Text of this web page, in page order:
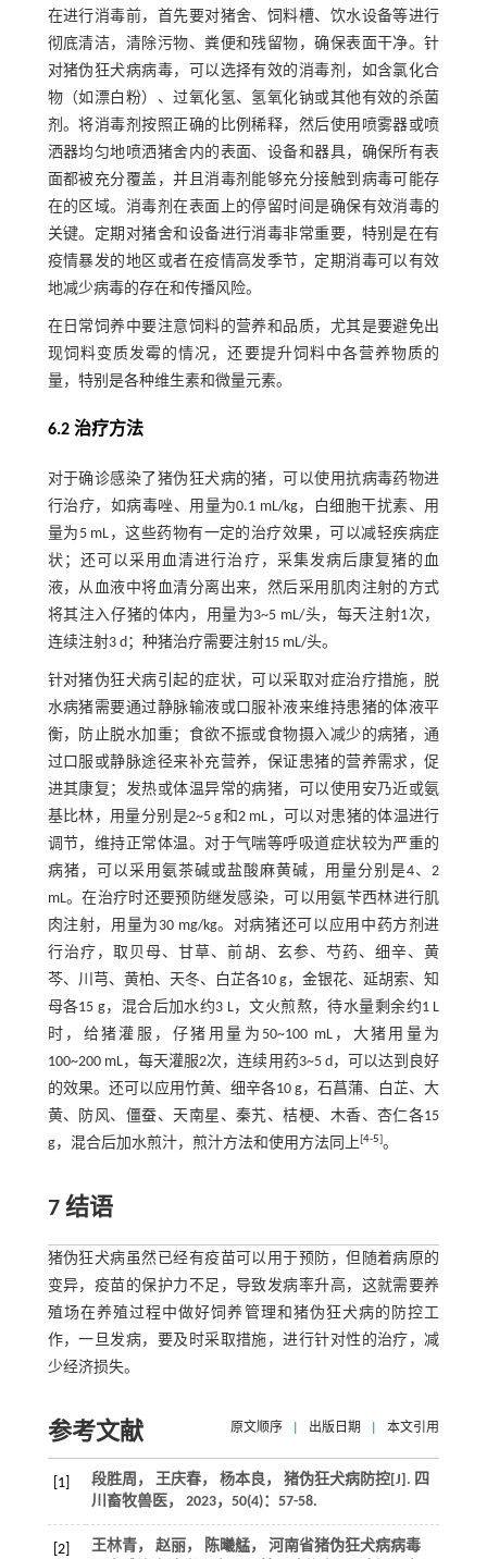
在进行消毒前，首先要对猪舍、饲料槽、饮水设备等进行
彻底清洁，清除污物、粪便和残留物，确保表面干净。针
对猪伪狂犬病病毒，可以选择有效的消毒剂，如含氯化合
物（如漂白粉）、过氧化氢、氢氧化钠或其他有效的杀菌
剂。将消毒剂按照正确的比例稀释，然后使用喷雾器或喷
洒器均匀地喷洒猪舍内的表面、设备和器具，确保所有表
面都被充分覆盖，并且消毒剂能够充分接触到病毒可能存
在的区域。消毒剂在表面上的停留时间是确保有效消毒的
关键。定期对猪舍和设备进行消毒非常重要，特别是在有
疫情暴发的地区或者在疫情高发季节，定期消毒可以有效
地减少病毒的存在和传播风险。
在日常饲养中要注意饲料的营养和品质，尤其是要避免出
现饲料变质发霉的情况，还要提升饲料中各营养物质的
量，特别是各种维生素和微量元素。
6.2 治疗方法
对于确诊感染了猪伪狂犬病的猪，可以使用抗病毒药物进
行治疗，如病毒唑、用量为0.1 mL/kg，白细胞干扰素、用
量为5 mL，这些药物有一定的治疗效果，可以减轻疾病症
状；还可以采用血清进行治疗，采集发病后康复猪的血
液，从血液中将血清分离出来，然后采用肌肉注射的方式
将其注入仔猪的体内，用量为3~5 mL/头，每天注射1次，
连续注射3 d；种猪治疗需要注射15 mL/头。
针对猪伪狂犬病引起的症状，可以采取对症治疗措施，脱
水病猪需要通过静脉输液或口服补液来维持患猪的体液平
衡，防止脱水加重；食欲不振或食物摄入减少的病猪，通
过口服或静脉途径来补充营养，保证患猪的营养需求，促
进其康复；发热或体温异常的病猪，可以使用安乃近或氨
基比林，用量分别是2~5 g和2 mL，可以对患猪的体温进行
调节，维持正常体温。对于气喘等呼吸道症状较为严重的
病猪，可以采用氨茶碱或盐酸麻黄碱，用量分别是4、2
mL。在治疗时还要预防继发感染，可以用氨苄西林进行肌
肉注射，用量为30 mg/kg。对病猪还可以应用中药方剂进
行治疗，取贝母、甘草、前胡、玄参、芍药、细辛、黄
芩、川芎、黄柏、天冬、白芷各10 g，金银花、延胡索、知
母各15 g，混合后加水约3 L，文火煎熬，待水量剩余约1 L
时，给猪灌服，仔猪用量为50~100 mL，大猪用量为
100~200 mL，每天灌服2次，连续用药3~5 d，可以达到良好
的效果。还可以应用竹黄、细辛各10 g，石菖蒲、白芷、大
黄、防风、僵蚕、天南星、秦艽、桔梗、木香、杏仁各15
g，混合后加水煎汁，煎汁方法和使用方法同上[4-5]。
7 结语
猪伪狂犬病虽然已经有疫苗可以用于预防，但随着病原的
变异，疫苗的保护力不足，导致发病率升高，这就需要养
殖场在养殖过程中做好饲养管理和猪伪狂犬病的防控工
作，一旦发病，要及时采取措施，进行针对性的治疗，减
少经济损失。
参考文献 原文顺序 出版日期 本文引用
[1] 段胜周， 王庆春， 杨本良， 猪伪狂犬病防控[J]. 四
川畜牧兽医， 2023， 50(4)：57-58.
[2]
王林青， 赵丽， 陈曦艋， 河南省猪伪狂犬病病毒